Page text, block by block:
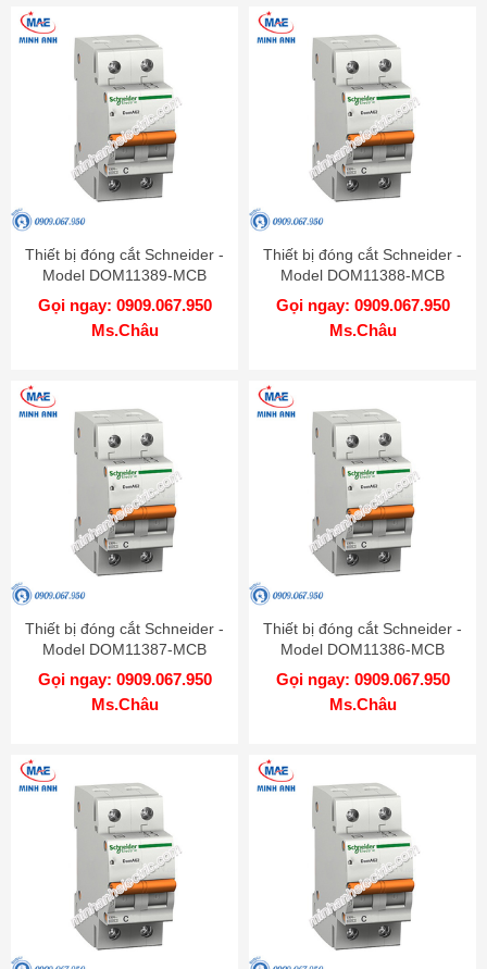
Thiết bị đóng cắt Schneider -
Model DOM11389-MCB
Gọi ngay: 0909.067.950
Ms.Châu
Thiết bị đóng cắt Schneider -
Model DOM11388-MCB
Gọi ngay: 0909.067.950
Ms.Châu
Thiết bị đóng cắt Schneider -
Model DOM11387-MCB
Gọi ngay: 0909.067.950
Ms.Châu
Thiết bị đóng cắt Schneider -
Model DOM11386-MCB
Gọi ngay: 0909.067.950
Ms.Châu